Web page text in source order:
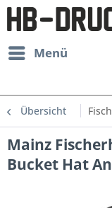
Menü
Übersicht
Mainz
Bucket Hat